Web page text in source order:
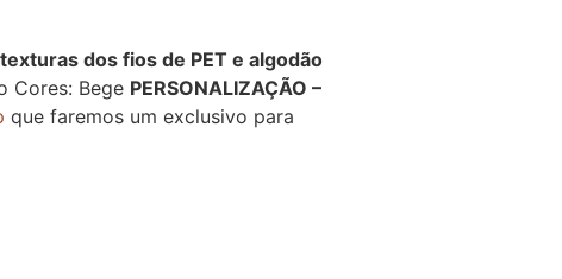
dos fios de PET e algodão
Cores: Bege PERSONALIZAÇÃO –
que faremos um exclusivo para